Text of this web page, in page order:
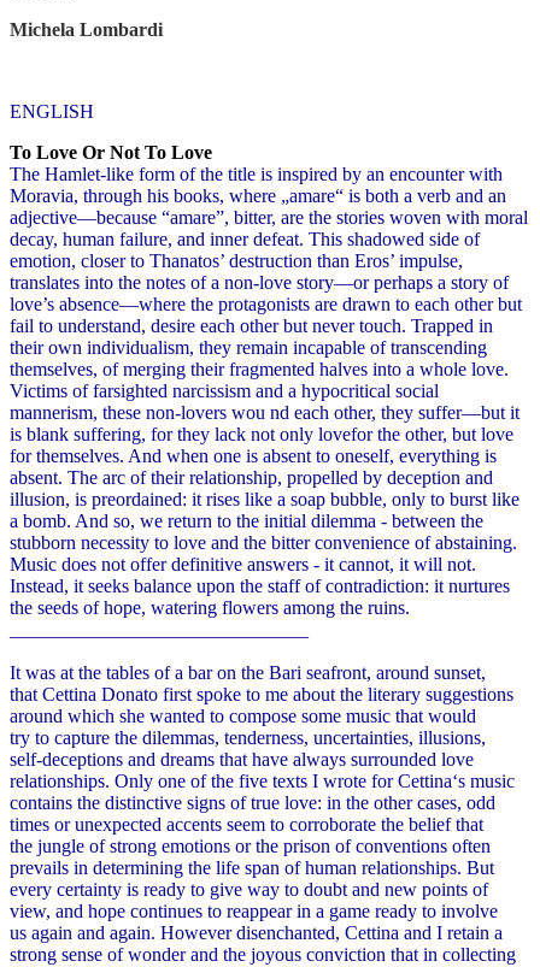
Michela Lombardi
ENGLISH
To Love Or Not To Love
The Hamlet-like form of the title is inspired by an encounter with
Moravia, through his books, where „amare“ is both a verb and an
adjective—because “amare”, bitter, are the stories woven with moral
decay, human failure, and inner defeat. This shadowed side of
emotion, closer to Thanatos’ destruction than Eros’ impulse,
translates into the notes of a non-love story—or perhaps a story of
love’s absence—where the protagonists are drawn to each other but
fail to understand, desire each other but never touch. Trapped in
their own individualism, they remain incapable of transcending
themselves, of merging their fragmented halves into a whole love.
Victims of farsighted narcissism and a hypocritical social
mannerism, these non-lovers wou nd each other, they suffer—but it
is blank suffering, for they lack not only lovefor the other, but love
for themselves. And when one is absent to oneself, everything is
absent. The arc of their relationship, propelled by deception and
illusion, is preordained: it rises like a soap bubble, only to burst like
a bomb. And so, we return to the initial dilemma - between the
stubborn necessity to love and the bitter convenience of abstaining.
Music does not offer definitive answers - it cannot, it will not.
Instead, it seeks balance upon the staff of contradiction: it nurtures
the seeds of hope, watering flowers among the ruins.
It was at the tables of a bar on the Bari seafront, around sunset,
that Cettina Donato first spoke to me about the literary suggestions
around which she wanted to compose some music that would
try to capture the dilemmas, tenderness, uncertainties, illusions,
self-deceptions and dreams that have always surrounded love
relationships. Only one of the five texts I wrote for Cettina‘s music
contains the distinctive signs of true love: in the other cases, odd
times or unexpected accents seem to corroborate the belief that
the jungle of strong emotions or the prison of conventions often
prevails in determining the life span of human relationships. But
every certainty is ready to give way to doubt and new points of
view, and hope continues to reappear in a game ready to involve
us again and again. However disenchanted, Cettina and I retain a
strong sense of wonder and the joyous conviction that in collecting